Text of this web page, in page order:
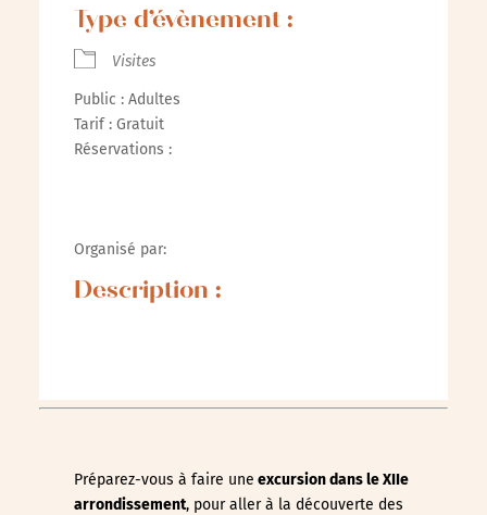
Type d’évènement :
Visites
Public : Adultes
Tarif : Gratuit
Réservations :
Organisé par:
Description :
Préparez-vous à faire une excursion dans le XIIe
arrondissement, pour aller à la découverte des